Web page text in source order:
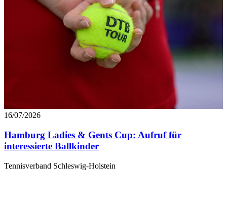
16/07/2026
Hamburg Ladies & Gents Cup: Aufruf für
interessierte Ballkinder
Tennisverband Schleswig-Holstein